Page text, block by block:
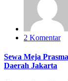
2 Komentar
Sewa Meja
Daerah Jakarta